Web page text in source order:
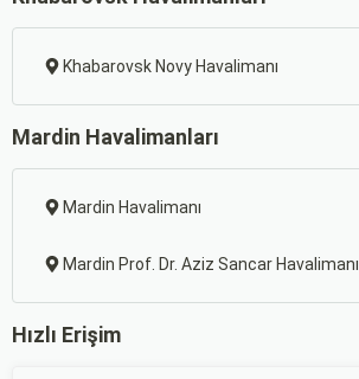
Khabarovsk Novy Havalimanı
Mardin Havalimanları
Mardin Havalimanı
Mardin Prof. Dr. Aziz Sancar Havalimanı
Hızlı Erişim